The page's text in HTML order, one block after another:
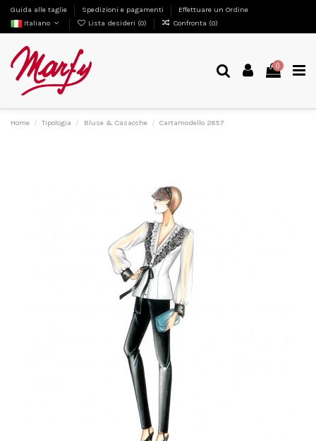
Guida alle taglie Spedizioni e pagamenti
Effettuare un Ordine
Italiano
Lista desideri (0) Confronta (0)
0
Home Tipologia Bluse & Casacche Cartamodello 2857